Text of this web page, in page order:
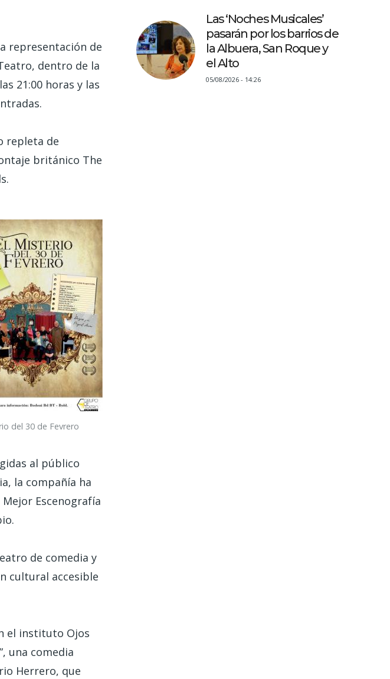
representación de
dentro de la
21:00 horas y las
repleta de
británico The
del 30 de Fevrero
al público
la compañía ha
Escenografía
de comedia y
cultural accesible
el instituto Ojos
una comedia
Herrero, que
Las ‘Noches Musicales’
pasarán por los barrios de
la Albuera, San Roque y
el Alto
05/08/2026 - 14:26